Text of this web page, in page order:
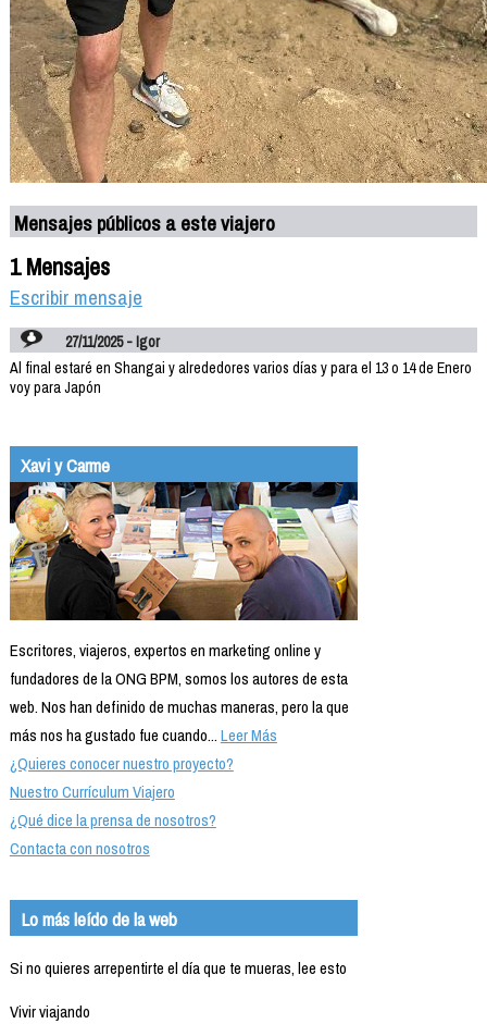
Mensajes públicos a este viajero
1 Mensajes
Escribir mensaje
27/11/2025 - Igor
Al final estaré en Shangai y alrededores varios días y para el 13 o 14 de Enero
voy para Japón
Xavi y Carme
Escritores, viajeros, expertos en marketing online y
fundadores de la ONG BPM, somos los autores de esta
web. Nos han definido de muchas maneras, pero la que
más nos ha gustado fue cuando...Leer Más
¿Quieres conocer nuestro proyecto?
Nuestro Currículum Viajero
¿Qué dice la prensa de nosotros?
Contacta con nosotros
Lo más leído de la web
Si no quieres arrepentirte el día que te mueras, lee esto
Vivir viajando